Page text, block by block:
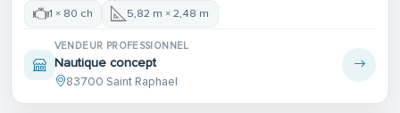
1 × 80 ch 5,82 m × 2,48 m
VENDEUR PROFESSIONNEL
Nautique concept
83700 Saint Raphael